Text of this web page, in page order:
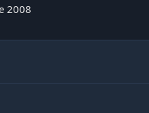
2008